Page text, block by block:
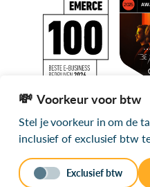
Alle getoonde
Voorkeur voor btw
Stel je voorkeur in om de
inclusief of exclusief btw
Exclusief btw